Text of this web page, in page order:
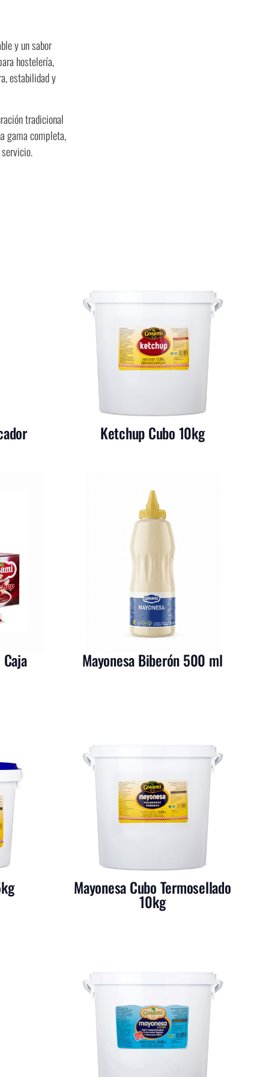
y un sabor
hostelería,
estabilidad y
tradicional
gama completa,
Ketchup Cubo 10kg
Mayonesa Biberón 500 ml
Mayonesa Cubo Termosellado
10kg